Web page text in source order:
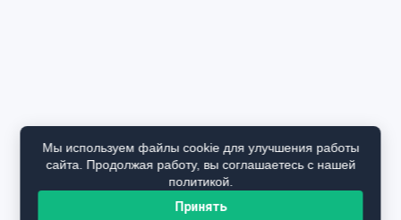
Мы используем файлы cookie для улучшения работы
сайта. Продолжая работу, вы соглашаетесь с нашей
политикой.
Принять